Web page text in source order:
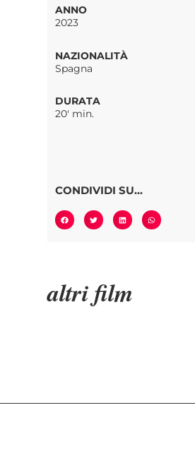
ANNO
2023
NAZIONALITÀ
Spagna
DURATA
20' min.
CONDIVIDI SU...
altri film